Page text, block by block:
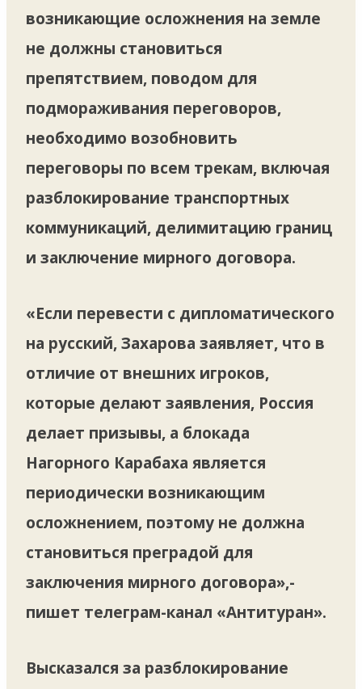
возникающие осложнения на земле
не должны становиться
препятствием, поводом для
подмораживания переговоров,
необходимо возобновить
переговоры по всем трекам, включая
разблокирование транспортных
коммуникаций, делимитацию границ
и заключение мирного договора.
«Если перевести с дипломатического
на русский, Захарова заявляет, что в
отличие от внешних игроков,
которые делают заявления, Россия
делает призывы, а блокада
Нагорного Карабаха является
периодически возникающим
осложнением, поэтому не должна
становиться преградой для
заключения мирного договора»,-
пишет телеграм-канал «Антитуран».
Высказался за разблокирование